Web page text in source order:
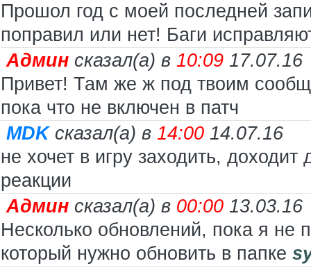
Прошол год с моей последней
поправил или нет! Баги
Админ сказал(а) в 10:09 17.07.16
Привет! Там же ж под твоим
пока что не включен в патч
MDK сказал(а) в 14:00 14.07.16
не хочет в игру заходить,
реакции
Админ сказал(а) в 00:00 13.03.16
Несколько обновлений, пока я не
который нужно обновить в папке